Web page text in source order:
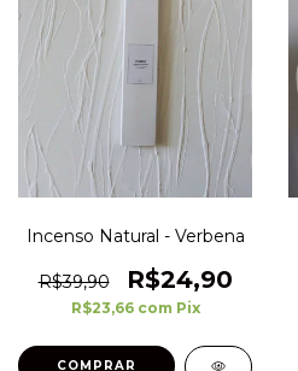
Incenso Natural - Verbena
R$39,90 R$24,90
R$23,66 com Pix